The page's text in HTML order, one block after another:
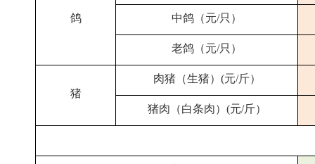
鸽 中鸽（元/只）
老鸽（元/只）
猪
肉猪（生猪）(元/斤）
猪肉（白条肉）(元/斤）